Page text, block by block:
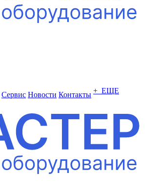
Сервис Новости Контакты + ЕЩЕ